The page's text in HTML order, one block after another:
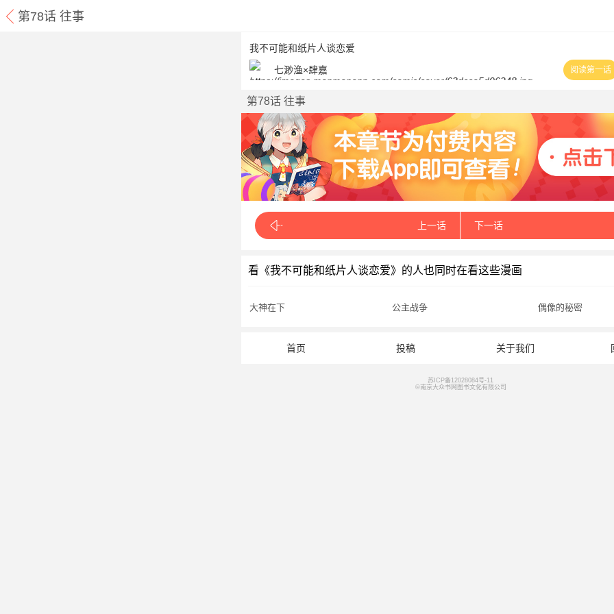
第78话 往事
我不可能和纸片人谈恋爱
七渺渔×肆嘉
阅读第一话
第78话 往事
上一话 下一话
看《我不可能和纸片人谈恋爱》的人也同时在看这些漫画
大神在下 公主战争 偶像的秘密
首页 投稿 关于我们
苏ICP备12028084号-11
©南京大众书网图书文化有限公司